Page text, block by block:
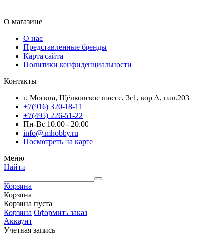
О магазине
О нас
Представленные бренды
Карта сайта
Политики конфиденциальности
Контакты
г. Москва, Щёлковское шоссе, 3с1, кор.А, пав.203
+7(916) 320-18-11
+7(495) 226-51-22
Пн-Вс 10.00 - 20.00
info@imhobby.ru
Посмотреть на карте
Меню
Найти
Корзина
Корзина
Корзина пуста
Корзина Оформить заказ
Аккаунт
Учетная запись